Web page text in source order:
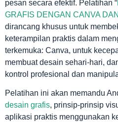
pesan secara efektif. Pelatihan “
GRAFIS DENGAN CANVA
dirancang khusus untuk
keterampilan praktis dalam
terkemuka: Canva, untuk
membuat desain sehari-hari,
kontrol profesional dan
Pelatihan ini akan memandu
desain grafis, prinsip-prinsip
aplikasi praktis menggunakan